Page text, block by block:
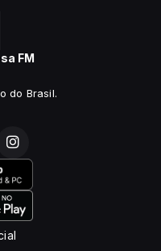
FM
do Brasil.